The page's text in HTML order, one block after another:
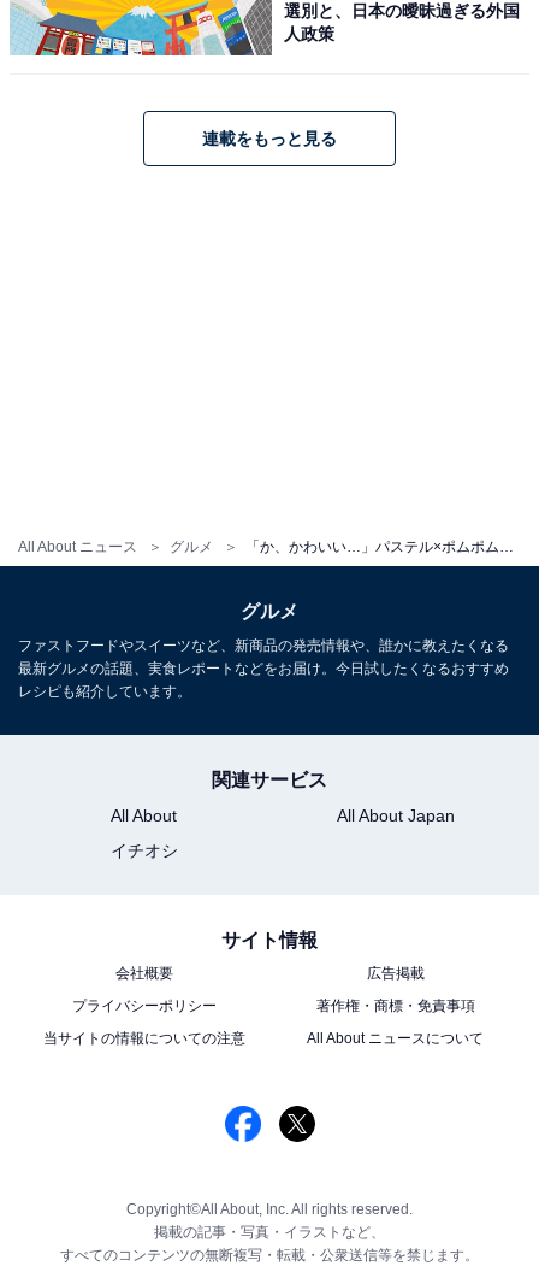
All About ニュース グルメ
選別と、日本の曖昧過ぎる外国
人政策
連載をもっと見る
グルメ
ファストフードやスイーツなど、新商品の発売情報や、誰かに教えたくなる
最新グルメの話題、実食レポートなどをお届け。今日試したくなるおすすめ
レシピも紹介しています。
関連サービス
All About
All About Japan
イチオシ
サイト情報
会社概要
広告掲載
プライバシーポリシー
著作権・商標・免責事項
当サイトの情報についての注意
All About ニュースについて
Copyright©All About, Inc. All rights reserved.
掲載の記事・写真・イラストなど、
すべてのコンテンツの無断複写・転載・公衆送信等を禁じます。